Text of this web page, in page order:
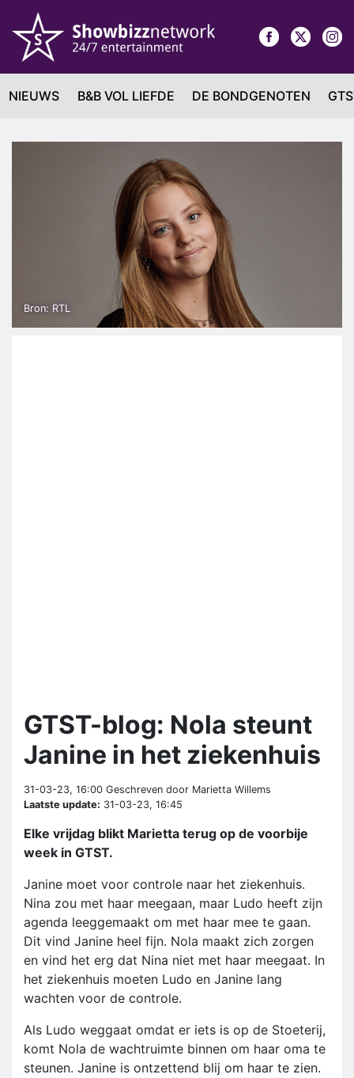
NIEUWS B&B VOL LIEFDE DE BONDGENOTEN
Bron: RTL
GTST-blog: Nola steunt
Janine in het ziekenhuis
31-03-23, 16:00 Geschreven door Marietta Willems
Laatste update: 31-03-23, 16:45
Elke vrijdag blikt Marietta terug op de voorbije
week in GTST.
Janine moet voor controle naar het ziekenhuis.
Nina zou met haar meegaan, maar Ludo heeft zijn
agenda leeggemaakt om met haar mee te gaan.
Dit vind Janine heel fijn. Nola maakt zich zorgen
en vind het erg dat Nina niet met haar meegaat. In
het ziekenhuis moeten Ludo en Janine lang
wachten voor de controle.
Als Ludo weggaat omdat er iets is op de Stoeterij,
komt Nola de wachtruimte binnen om haar oma te
steunen. Janine is ontzettend blij om haar te zien.